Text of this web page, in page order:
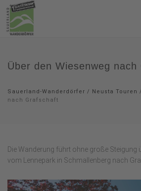
Über den Wiesenweg nach
Sauerland-Wanderdörfer / Neusta Touren /
nach Grafschaft
Die Wanderung führt ohne große Steigung
vom Lennepark in Schmallenberg nach